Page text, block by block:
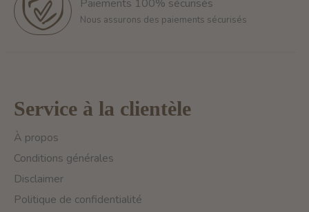
Paiements 100% sécurisés
Nous assurons des paiements sécurisés
Service à la clientèle
À propos
Conditions générales
Disclaimer
Politique de confidentialité